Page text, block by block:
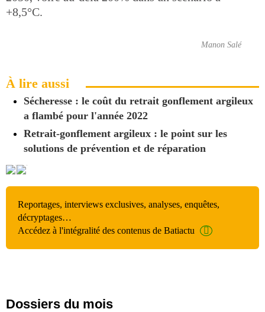
+8,5°C.
Manon Salé
À lire aussi
Sécheresse : le coût du retrait gonflement argileux
a flambé pour l'année 2022
Retrait-gonflement argileux : le point sur les
solutions de prévention et de réparation
Reportages, interviews exclusives, analyses, enquêtes,
décryptages…
Accédez à l'intégralité des contenus de Batiactu
Dossiers du mois